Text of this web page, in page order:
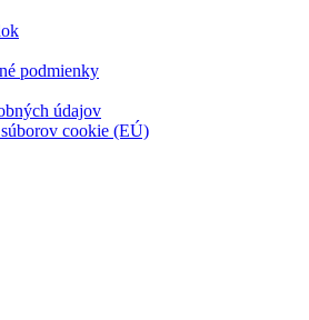
podmienky
údajov
cookie (EÚ)